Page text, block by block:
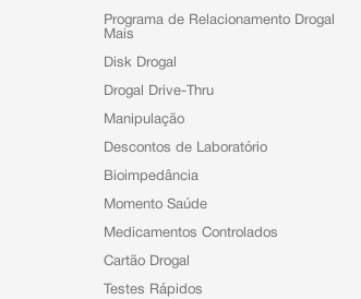
Programa de Relacionamento Drogal
Mais
Disk Drogal
Drogal Drive-Thru
Manipulação
Descontos de Laboratório
Bioimpedância
Momento Saúde
Medicamentos Controlados
Cartão Drogal
Testes Rápidos